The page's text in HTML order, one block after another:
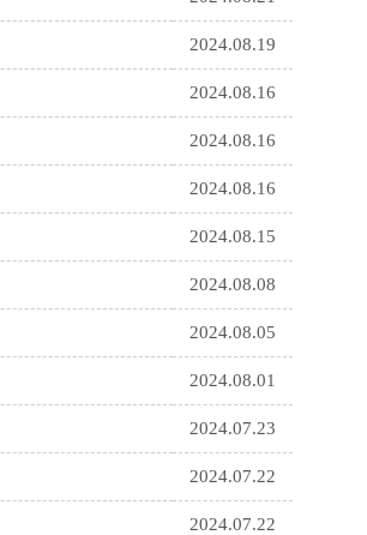
2024.08.19
2024.08.16
2024.08.16
2024.08.16
2024.08.15
2024.08.08
2024.08.05
2024.08.01
2024.07.23
2024.07.22
2024.07.22